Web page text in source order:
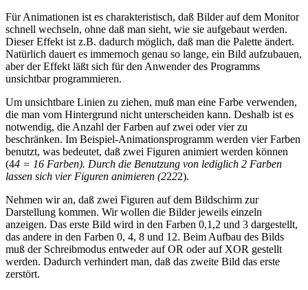
Für Animationen ist es charakteristisch, daß Bilder auf dem Monitor
schnell wechseln, ohne daß man sieht, wie sie aufgebaut werden.
Dieser Effekt ist z.B. dadurch möglich, daß man die Palette ändert.
Natürlich dauert es immernoch genau so lange, ein Bild aufzubauen,
aber der Effekt läßt sich für den Anwender des Programms
unsichtbar programmieren.
Um unsichtbare Linien zu ziehen, muß man eine Farbe verwenden,
die man vom Hintergrund nicht unterscheiden kann. Deshalb ist es
notwendig, die Anzahl der Farben auf zwei oder vier zu
beschränken. Im Beispiel-Animationsprogramm werden vier Farben
benutzt, was bedeutet, daß zwei Figuren animiert werden können
(44 = 16 Farben). Durch die Benutzung von lediglich 2 Farben
lassen sich vier Figuren animieren (2222).
Nehmen wir an, daß zwei Figuren auf dem Bildschirm zur
Darstellung kommen. Wir wollen die Bilder jeweils einzeln
anzeigen. Das erste Bild wird in den Farben 0,1,2 und 3 dargestellt,
das andere in den Farben 0, 4, 8 und 12. Beim Aufbau des Bilds
muß der Schreibmodus entweder auf OR oder auf XOR gestellt
werden. Dadurch verhindert man, daß das zweite Bild das erste
zerstört.